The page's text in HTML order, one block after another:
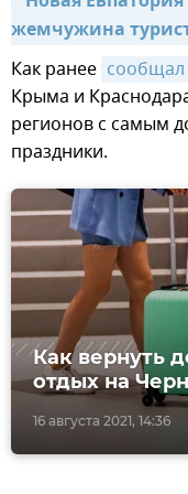
жемчужина
Как ранее сообщал
Крыма и
регионов с самым
праздники.
16 августа 2021, 14:36
Как вернуть
отдых на